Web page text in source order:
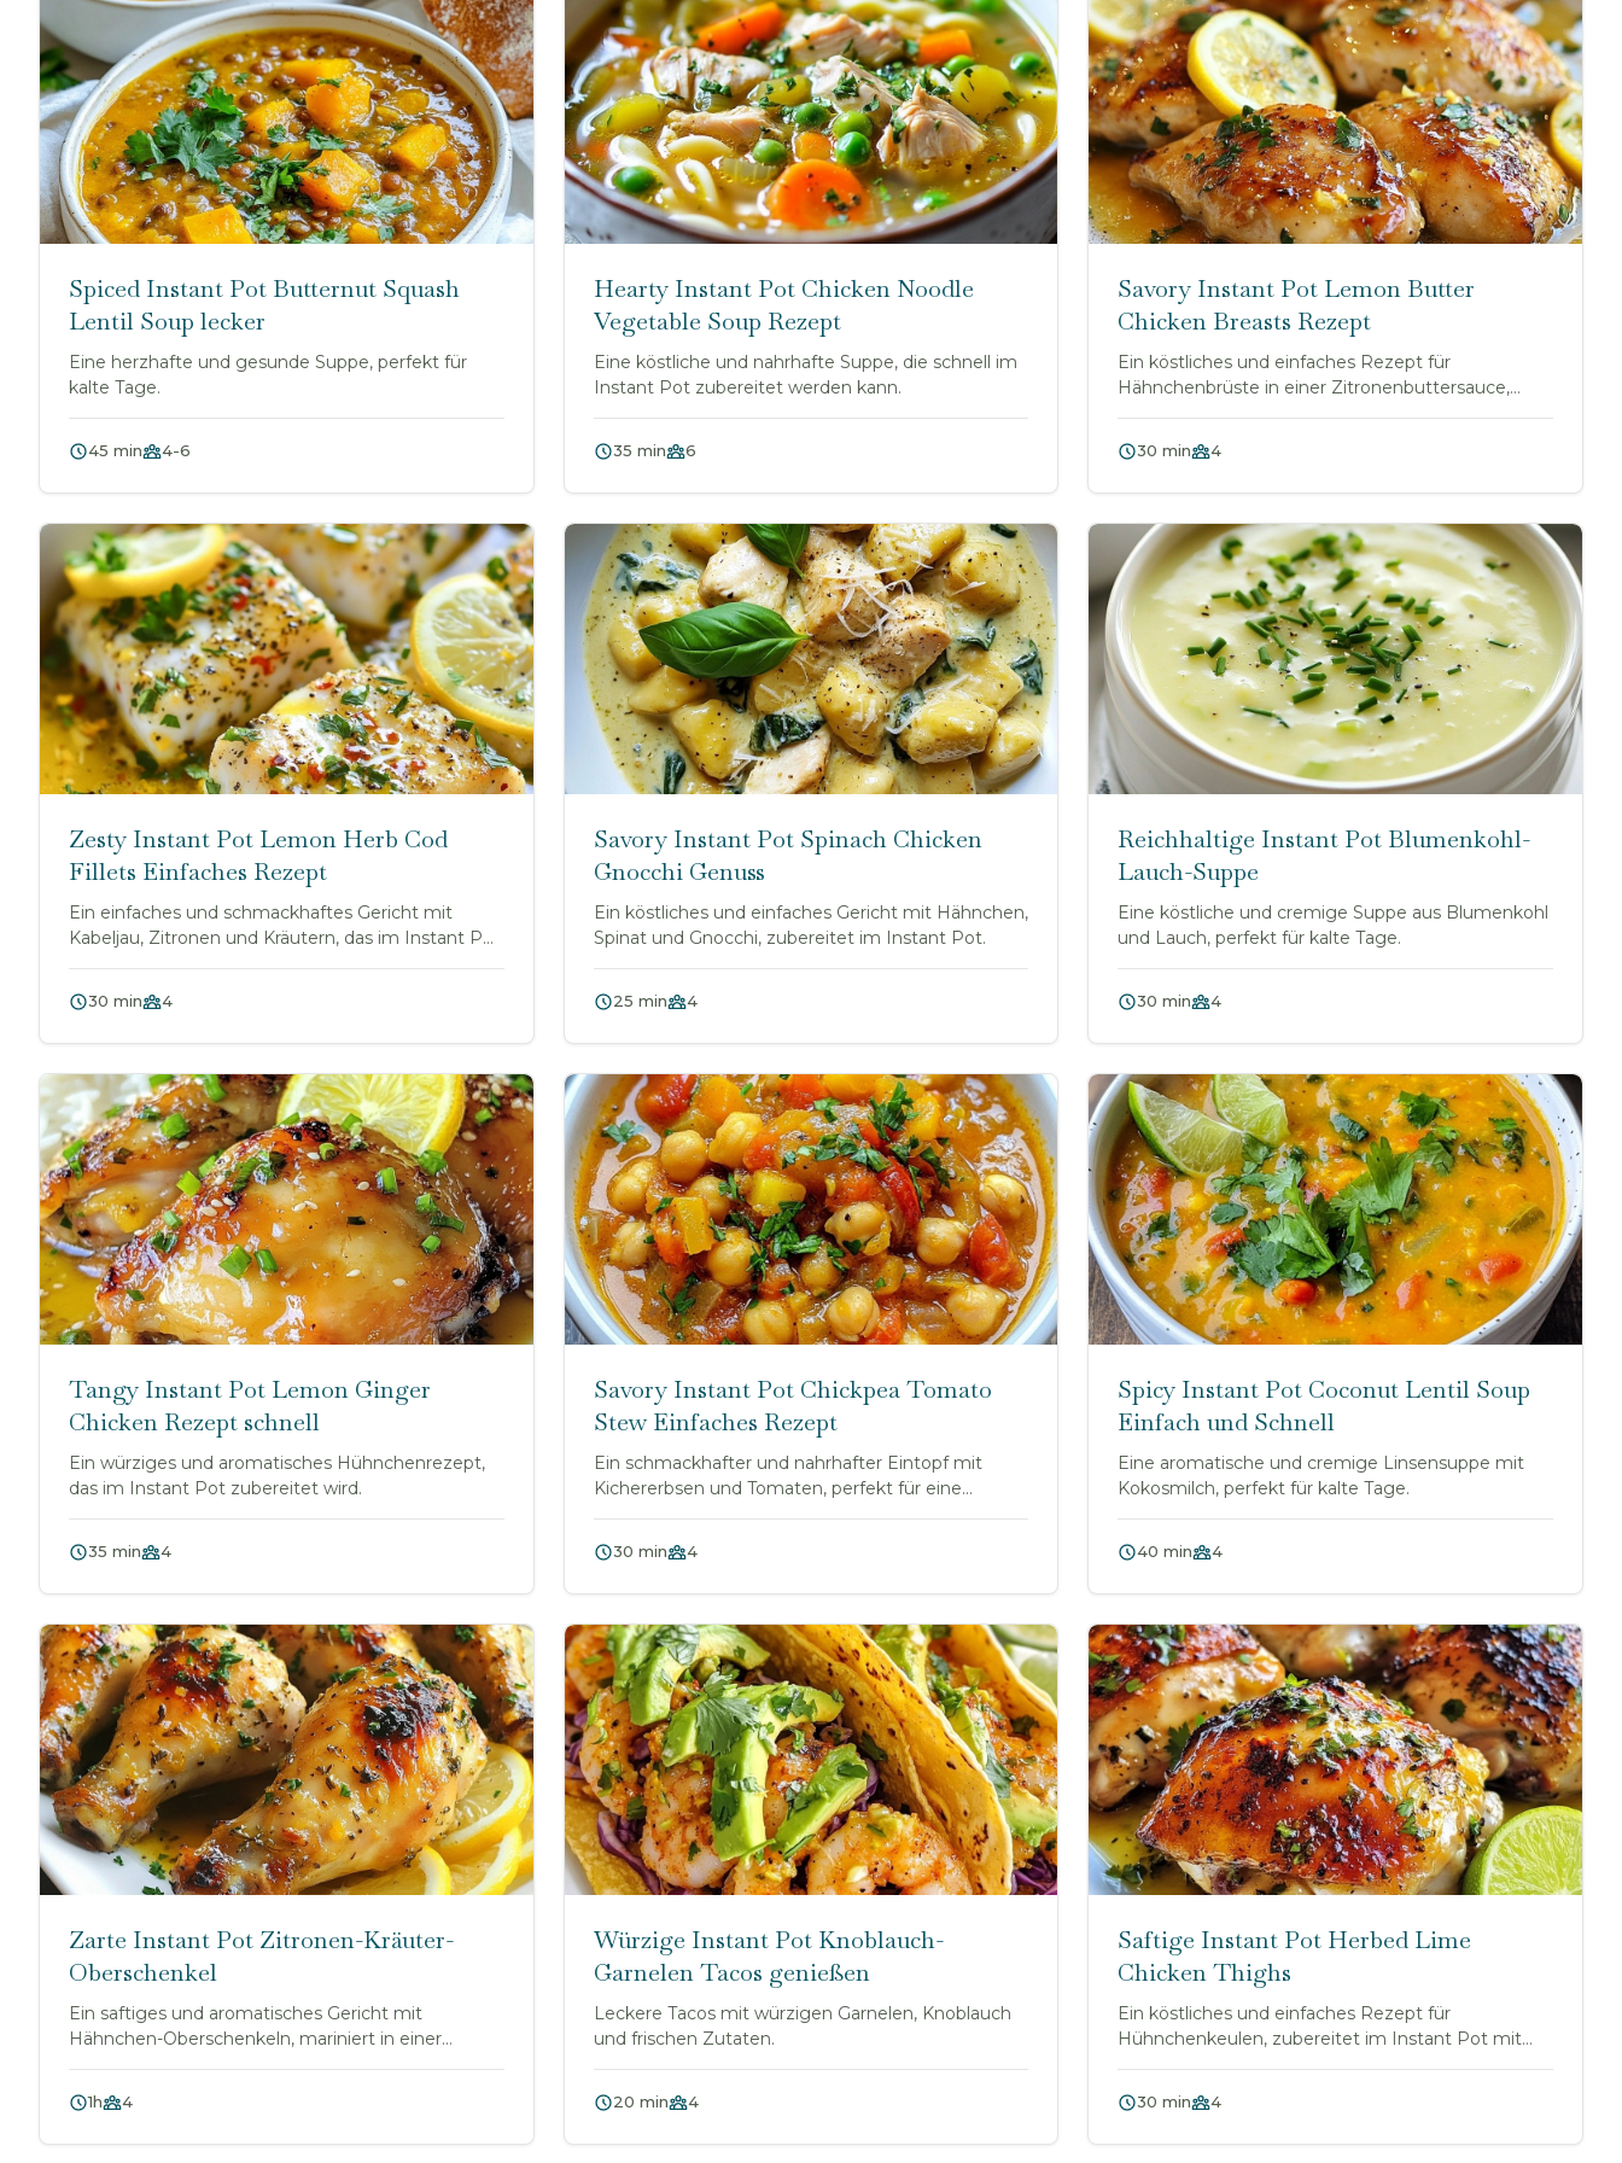
Spiced Instant Pot Butternut Squash
Lentil Soup lecker
Eine herzhafte und gesunde Suppe, perfekt für
kalte Tage.
45 min 4-6
Hearty Instant Pot Chicken Noodle
Vegetable Soup Rezept
Eine köstliche und nahrhafte Suppe, die schnell im
Instant Pot zubereitet werden kann.
35 min 6
Savory Instant Pot Lemon Butter
Chicken Breasts Rezept
Ein köstliches und einfaches Rezept für
Hähnchenbrüste in einer Zitronenbuttersauce,
zubereitet im I...
30 min 4
Zesty Instant Pot Lemon Herb Cod
Fillets Einfaches Rezept
Ein einfaches und schmackhaftes Gericht mit
Kabeljau, Zitronen und Kräutern, das im Instant Pot
zube...
30 min 4
Savory Instant Pot Spinach Chicken
Gnocchi Genuss
Ein köstliches und einfaches Gericht mit Hähnchen,
Spinat und Gnocchi, zubereitet im Instant Pot.
25 min 4
Reichhaltige Instant Pot Blumenkohl-
Lauch-Suppe
Eine köstliche und cremige Suppe aus Blumenkohl
und Lauch, perfekt für kalte Tage.
30 min 4
Tangy Instant Pot Lemon Ginger
Chicken Rezept schnell
Ein würziges und aromatisches Hühnchenrezept,
das im Instant Pot zubereitet wird.
35 min 4
Savory Instant Pot Chickpea Tomato
Stew Einfaches Rezept
Ein schmackhafter und nahrhafter Eintopf mit
Kichererbsen und Tomaten, perfekt für eine
schnelle Mah...
30 min 4
Spicy Instant Pot Coconut Lentil Soup
Einfach und Schnell
Eine aromatische und cremige Linsensuppe mit
Kokosmilch, perfekt für kalte Tage.
40 min 4
Zarte Instant Pot Zitronen-Kräuter-
Oberschenkel
Ein saftiges und aromatisches Gericht mit
Hähnchen-Oberschenkeln, mariniert in einer
Zitronen-Kräute...
1h 4
Würzige Instant Pot Knoblauch-
Garnelen Tacos genießen
Leckere Tacos mit würzigen Garnelen, Knoblauch
und frischen Zutaten.
20 min 4
Saftige Instant Pot Herbed Lime
Chicken Thighs
Ein köstliches und einfaches Rezept für
Hühnchenkeulen, zubereitet im Instant Pot mit
frischen Kräut...
30 min 4